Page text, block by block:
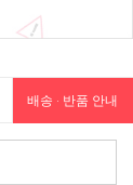
배송 · 반품 안내